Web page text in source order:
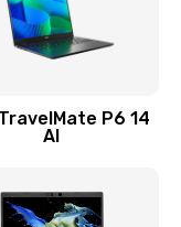
P6 14
AI